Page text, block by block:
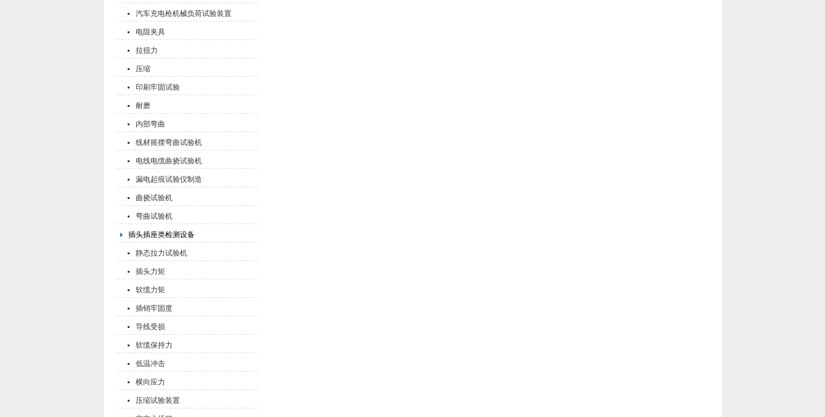
汽车充电枪机械负荷试验装置
电阻夹具
拉扭力
压缩
印刷牢固试验
耐磨
内部弯曲
线材摇摆弯曲试验机
电线电缆曲挠试验机
漏电起痕试验仪制造
曲挠试验机
弯曲试验机
插头插座类检测设备
静态拉力试验机
插头力矩
软缆力矩
插销牢固度
导线受损
软缆保持力
低温冲击
横向应力
压缩试验装置